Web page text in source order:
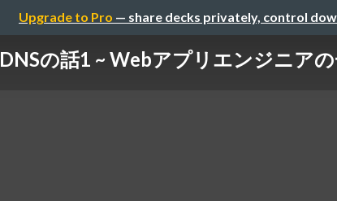
Upgrade to Pro — share decks privately, control
DNSの話1 ~ Webアプリエンジニア